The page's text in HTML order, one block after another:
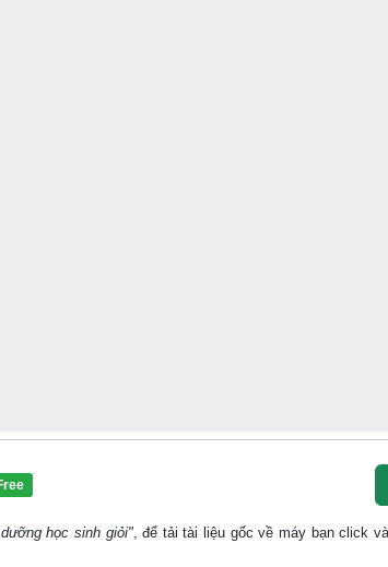
học sinh giỏi", để tải tài liệu gốc về máy bạn click